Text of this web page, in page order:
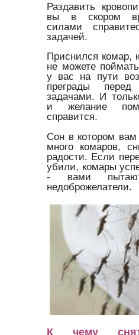
Раздавить
вы в скором
силами
задачей.
Приснился комар,
не можете
у вас на пути
преграды перед
задачами. И
и желание
справится.
Сон в котором
много комаров,
радости. Если
убили, комары
- вами
недоброжелатели.
К чему